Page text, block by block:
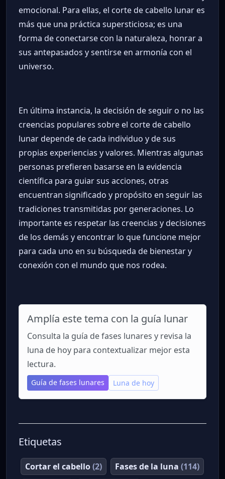
emocional. Para ellas, el corte de cabello lunar es
más que una práctica supersticiosa; es una
forma de conectarse con la naturaleza, honrar a
sus antepasados y sentirse en armonía con el
universo.
En última instancia, la decisión de seguir o no las
creencias populares sobre el corte de cabello
lunar depende de cada individuo y de sus
propias experiencias y valores. Mientras algunas
personas prefieren basarse en la evidencia
científica para guiar sus acciones, otras
encuentran significado y propósito en seguir las
tradiciones transmitidas por generaciones. Lo
importante es respetar las creencias y decisiones
de los demás y encontrar lo que funcione mejor
para cada uno en su búsqueda de bienestar y
conexión con el mundo que nos rodea.
Amplía este tema con la guía lunar
Consulta la guía de fases lunares y revisa la
luna de hoy para contextualizar mejor esta
lectura.
Guía de fases lunares Luna de hoy
Etiquetas
Cortar el cabello(2) Fases de la luna (114)